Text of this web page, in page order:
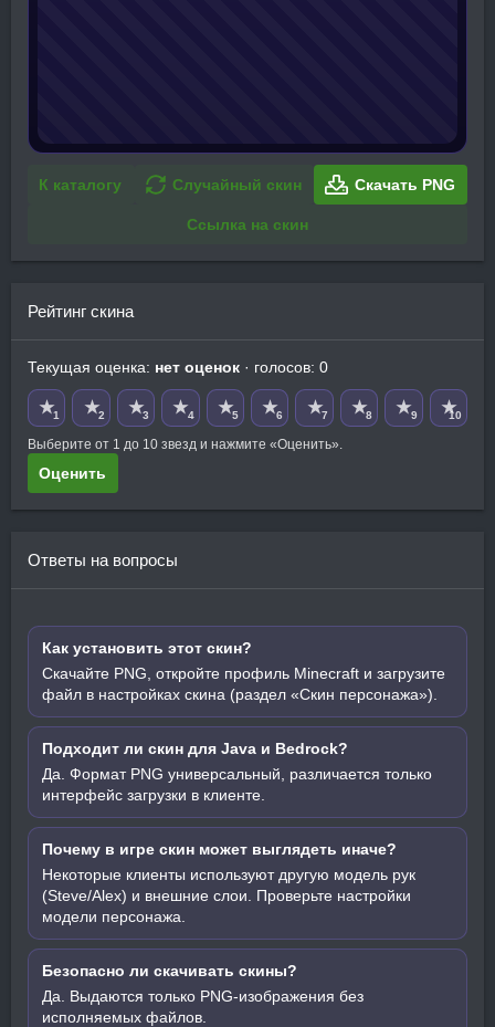
К каталогу Случайный скин Скачать PNG
Ссылка на скин
Рейтинг скина
Текущая оценка: нет оценок · голосов: 0
★1 ★2 ★3 ★4 ★5 ★6 ★7 ★8 ★9 ★10
Выберите от 1 до 10 звезд и нажмите «Оценить».
Оценить
Ответы на вопросы
Как установить этот скин?
Скачайте PNG, откройте профиль Minecraft и загрузите
файл в настройках скина (раздел «Скин персонажа»).
Подходит ли скин для Java и Bedrock?
Да. Формат PNG универсальный, различается только
интерфейс загрузки в клиенте.
Почему в игре скин может выглядеть иначе?
Некоторые клиенты используют другую модель рук
(Steve/Alex) и внешние слои. Проверьте настройки
модели персонажа.
Безопасно ли скачивать скины?
Да. Выдаются только PNG-изображения без
исполняемых файлов.